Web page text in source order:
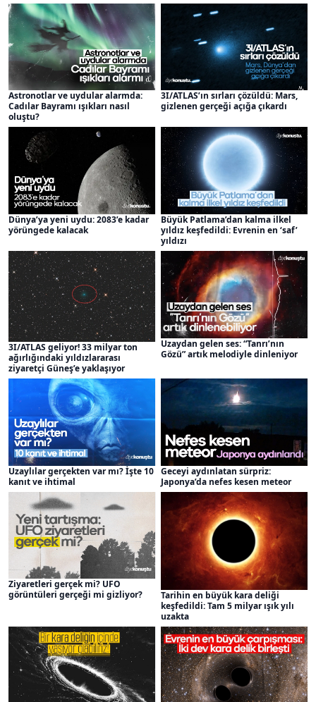
Astronotlar ve uydular alarmda:
Cadılar Bayramı ışıkları nasıl
oluştu?
3I/ATLAS’ın sırları çözüldü: Mars,
gizlenen gerçeği açığa çıkardı
Dünya’ya yeni uydu: 2083’e kadar
yörüngede kalacak
Büyük Patlama’dan kalma ilkel
yıldız keşfedildi: Evrenin en ‘saf’
yıldızı
3I/ATLAS geliyor! 33 milyar ton
ağırlığındaki yıldızlararası
ziyaretçi Güneş’e yaklaşıyor
Uzaydan gelen ses: “Tanrı’nın
Gözü” artık melodiyle dinleniyor
Uzaylılar gerçekten var mı? İşte 10
kanıt ve ihtimal
Geceyi aydınlatan sürpriz:
Japonya’da nefes kesen meteor
Ziyaretleri gerçek mi? UFO
görüntüleri gerçeği mi gizliyor?
Tarihin en büyük kara deliği
keşfedildi: Tam 5 milyar ışık yılı
uzakta